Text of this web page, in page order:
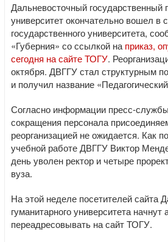
Дальневосточный государственный
университет окончательно вошел в
государственного университета,
«Губерния» со ссылкой на приказ,
сегодня на сайте ТОГУ.
октября. ДВГГУ стал структурным
и получил название
Согласно информации пресс-
сокращения персонала
реорганизацией не ожидается. Как
учебной работе ДВГГУ Виктор
день уволен ректор и четыре
вуза.
На этой неделе посетителей сайта
гуманитарного университета начнут
переадресовывать на сайт ТОГУ.